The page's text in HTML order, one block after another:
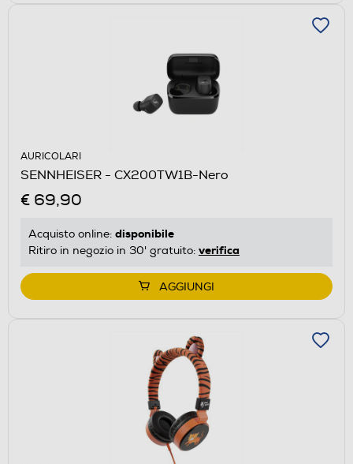
AURICOLARI
SENNHEISER - CX200TW1B-Nero
€ 69,90
Acquisto online: disponibile
Ritiro in negozio in 30' gratuito: verifica
AGGIUNGI